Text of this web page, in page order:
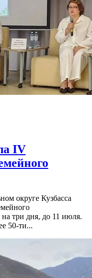
IV
округе Кузбасса
три дня, до 11 июля.
50-ти...